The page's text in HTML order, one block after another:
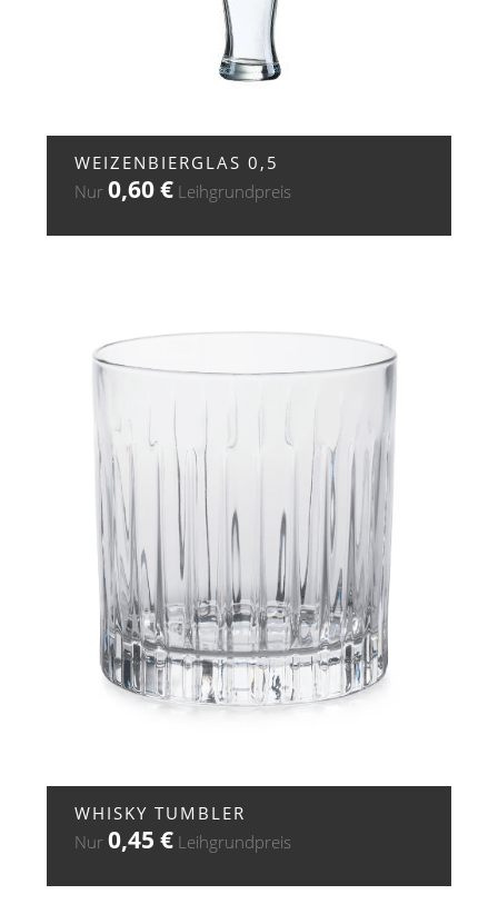
WEIZENBIERGLAS 0,5
Nur0,60€ Leihgrundpreis
WHISKY TUMBLER
Nur0,45€ Leihgrundpreis